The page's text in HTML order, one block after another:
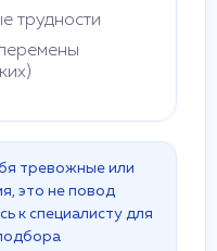
трудности
тревожные или
это не повод
к специалисту для